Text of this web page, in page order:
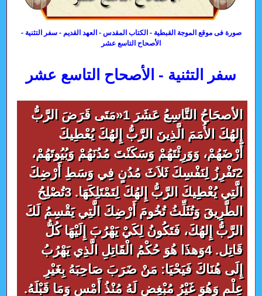
صورة فى موقع الموجة القبطية - الكتاب المقدس - العهد القديم - سفر التثنية -
الأصحاح التاسع عشر
سفر التثنية - الأصحاح التاسع عشر
الأصحَاحُ التَّاسِعُ عَشَرَ 1«مَتَى قَرَضَ الرَّبُّ
إِلهُكَ الأُمَمَ الَّذِينَ الرَّبُّ إِلهُكَ يُعْطِيكَ
أَرْضَهُمْ، وَوَرِثْتَهُمْ وَسَكَنْتَ مُدُنَهُمْ وَبُيُوتَهُمْ،
2تَفْرِزُ لِنَفْسِكَ ثَلاَثَ مُدُنٍ فِي وَسَطِ أَرْضِكَ
الَّتِي يُعْطِيكَ الرَّبُّ إِلهُكَ لِتَمْتَلِكَهَا. 3تُصْلِحُ
الطَّرِيقَ وَتُثَلِّثُ تُخُومَ أَرْضِكَ الَّتِي يَقْسِمُ لَكَ
الرَّبُّ إِلهُكَ، فَتَكُونُ لِكَيْ يَهْرُبَ إِلَيْهَا كُلُّ
قَاتِل. 4وَهذَا هُوَ حُكْمُ الْقَاتِلِ الَّذِي يَهْرُبُ
إِلَى هُنَاكَ فَيَحْيَا: مَنْ ضَرَبَ صَاحِبَهُ بِغَيْرِ
عِلْمٍ وَهُوَ غَيْرُ مُبْغِضٍ لَهُ مُنْذُ أَمْسِ وَمَا قَبْلَهُ.